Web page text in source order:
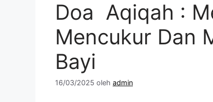
Doa Aqiqah :
Mencukur Dan
Bayi
16/03/2025 oleh admin